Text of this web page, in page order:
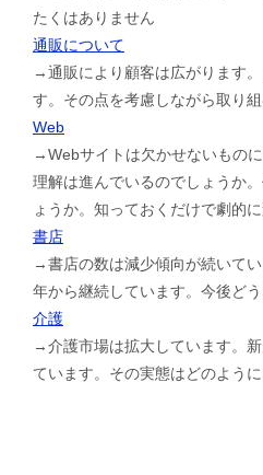
たくはありません
通販について
→通販により顧客は広がります
す。その点を考慮しながら取り
Web
→Webサイトは欠かせないもの
理解は進んでいるのでしょうか
ょうか。知っておくだけで劇的
書店
→書店の数は減少傾向が続いて
年から継続しています。今後ど
介護
→介護市場は拡大しています。
ています。その実態はどのよう